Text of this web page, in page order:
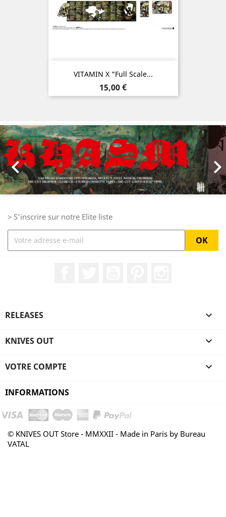
VITAMIN X “Full Scale...
Prix
15,00 €

Précédent
> S'inscrire sur notre Elite liste
RELEASES 
KNIVES OUT 
VOTRE COMPTE 
INFORMATIONS
© KNIVES OUT Store - MMXXII - Made in Paris by Bureau
VATAL